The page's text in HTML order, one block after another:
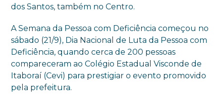
dos Santos, também no Centro.
A Semana da Pessoa com Deficiência começou no
sábado (21/9), Dia Nacional de Luta da Pessoa com
Deficiência, quando cerca de 200 pessoas
compareceram ao Colégio Estadual Visconde de
Itaboraí (Cevi) para prestigiar o evento promovido
pela prefeitura.